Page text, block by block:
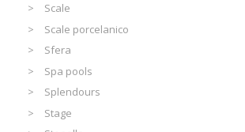
Scale
Scale porcelanico
Sfera
Spa pools
Splendours
Stage